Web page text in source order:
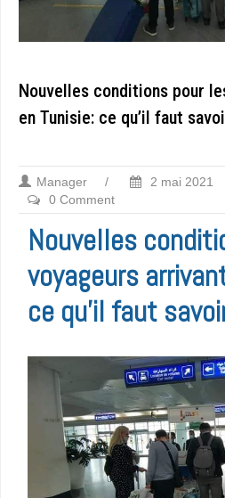
Nouvelles conditions pour
en Tunisie: ce qu’il faut
Manager / 2 mai 2021
0 Comment
Nouvelles
voyageurs
ce qu’il faut